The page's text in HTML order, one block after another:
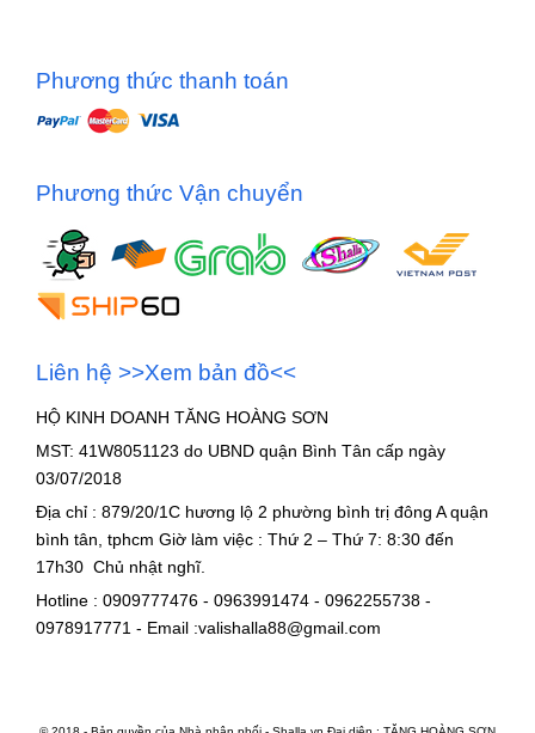
Phương thức thanh toán
Phương thức Vận chuyển
Liên hệ >>Xem bản đồ<<
HỘ KINH DOANH TĂNG HOÀNG SƠN
MST: 41W8051123 do UBND quận Bình Tân cấp ngày
03/07/2018
Địa chỉ : 879/20/1C hương lộ 2 phường bình trị đông A quận
bình tân, tphcm Giờ làm việc : Thứ 2 – Thứ 7: 8:30 đến
17h30 Chủ nhật nghĩ.
Hotline : 0909777476 - 0963991474 - 0962255738 -
0978917771 - Email :valishalla88@gmail.com